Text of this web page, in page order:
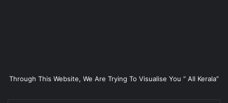
Through This Website, We Are Trying To Visualise You “ All Kerala”